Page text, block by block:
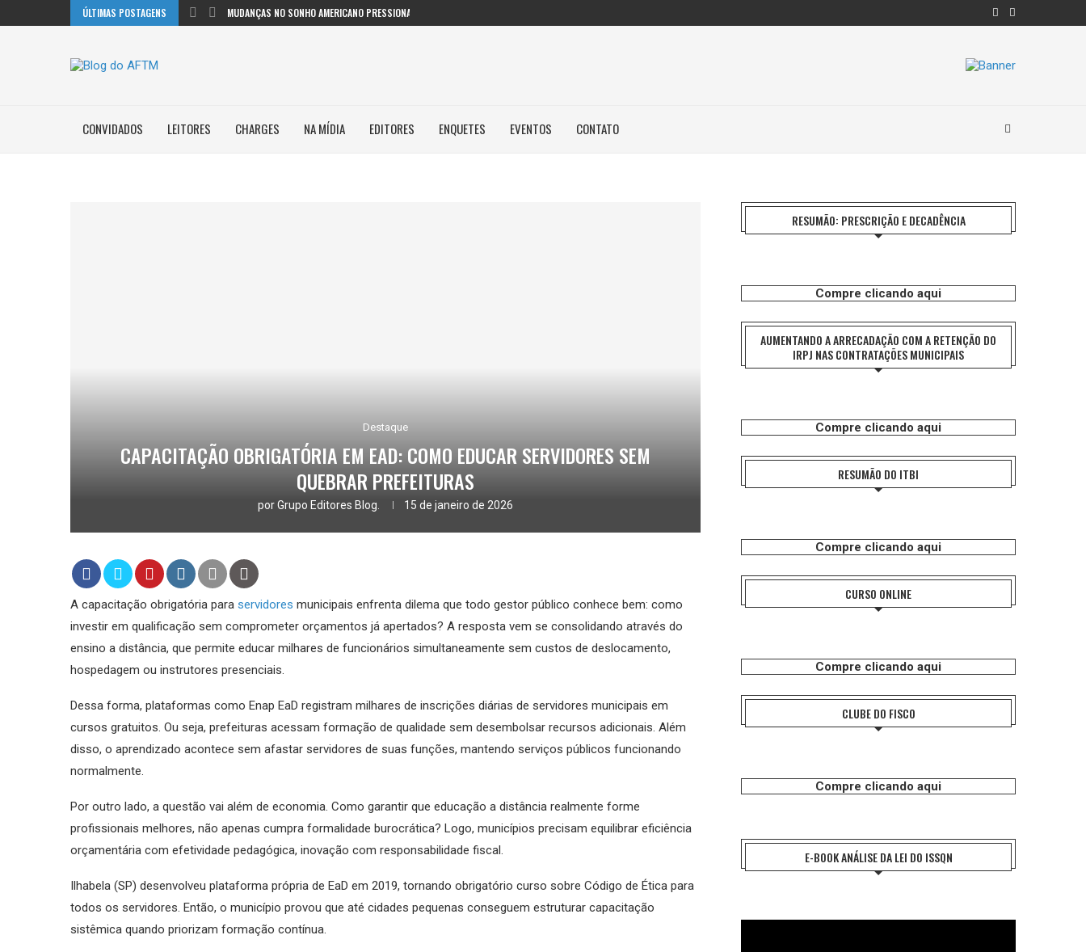
ÚLTIMAS POSTAGENS MUDANÇAS NO SONHO AMERICANO PRESSIONAM GESTORES PÚBLICOS NAS...
CONVIDADOS LEITORES CHARGES NA MÍDIA EDITORES ENQUETES EVENTOS CONTATO
Destaque
CAPACITAÇÃO OBRIGATÓRIA EM EAD: COMO EDUCAR SERVIDORES SEM
QUEBRAR PREFEITURAS
porGrupo Editores Blog. 15 de janeiro de 2026
A capacitação obrigatória para servidores municipais enfrenta dilema que todo gestor público conhece bem: como
investir em qualificação sem comprometer orçamentos já apertados? A resposta vem se consolidando através do
ensino a distância, que permite educar milhares de funcionários simultaneamente sem custos de deslocamento,
hospedagem ou instrutores presenciais.
Dessa forma, plataformas como Enap EaD registram milhares de inscrições diárias de servidores municipais em
cursos gratuitos. Ou seja, prefeituras acessam formação de qualidade sem desembolsar recursos adicionais. Além
disso, o aprendizado acontece sem afastar servidores de suas funções, mantendo serviços públicos funcionando
normalmente.
Por outro lado, a questão vai além de economia. Como garantir que educação a distância realmente forme
profissionais melhores, não apenas cumpra formalidade burocrática? Logo, municípios precisam equilibrar eficiência
orçamentária com efetividade pedagógica, inovação com responsabilidade fiscal.
Ilhabela (SP) desenvolveu plataforma própria de EaD em 2019, tornando obrigatório curso sobre Código de Ética para
todos os servidores. Então, o município provou que até cidades pequenas conseguem estruturar capacitação
sistêmica quando priorizam formação contínua.
RESUMÃO: PRESCRIÇÃO E DECADÊNCIA
Compre clicando aqui
AUMENTANDO A ARRECADAÇÃO COM A RETENÇÃO DO
IRPJ NAS CONTRATAÇÕES MUNICIPAIS
Compre clicando aqui
RESUMÃO DO ITBI
Compre clicando aqui
CURSO ONLINE
Compre clicando aqui
CLUBE DO FISCO
Compre clicando aqui
E-BOOK ANÁLISE DA LEI DO ISSQN